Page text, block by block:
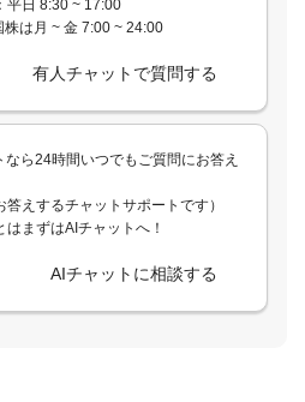
平日 8:30 ~ 17:00
株は月 ~ 金 7:00 ~ 24:00
有人チャットで質問する
なら24時間いつでもご質問にお答え
答えするチャットサポートです）
はまずはAIチャットへ！
AIチャットに相談する